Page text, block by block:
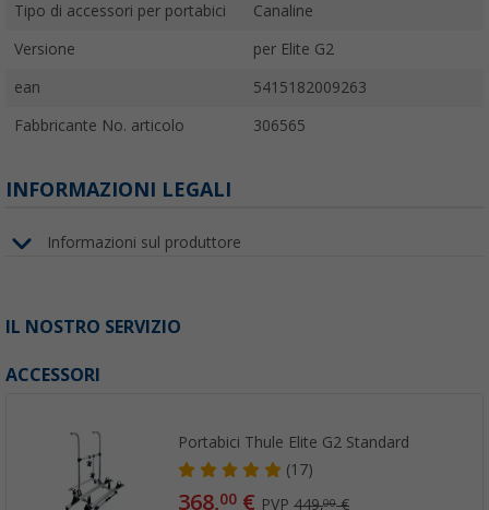
Tipo di accessori per portabici Canaline
Versione per Elite G2
ean 5415182009263
Fabbricante No. articolo 306565
INFORMAZIONI LEGALI
Informazioni sul produttore
IL NOSTRO SERVIZIO
ACCESSORI
Portabici Thule Elite G2 Standard
(17)
368,00 € PVP449,00€